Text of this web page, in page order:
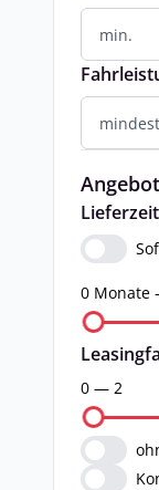
Lieferzeit
0 Monate
0 — 2